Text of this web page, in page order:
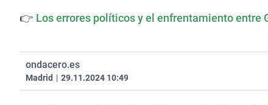
👉 Los errores políticos y el enfrentamiento entre
ondacero.es
Madrid | 29.11.2024 10:49